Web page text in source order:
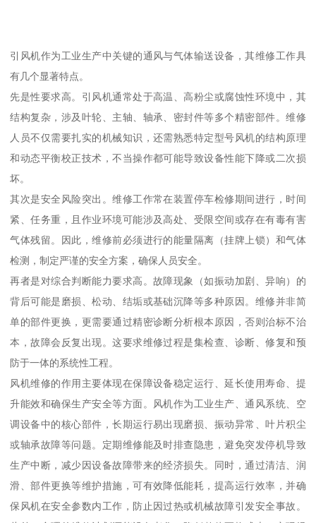
引风机作为工业生产中关键的通风与气体输送设备，其维修工作具
有几个显著特点。
先是性要求高。引风机通常处于高温、高粉尘或腐蚀性环境中，其
结构复杂，涉及叶轮、主轴、轴承、密封件等多个精密部件。维修
人员不仅需要扎实的机械知识，还需熟悉特定型号风机的结构原理
和动态平衡校正技术，不当操作都可能导致设备性能下降或二次损
坏。
其次是安全风险突出。维修工作常在装置停车检修期间进行，时间
紧、任务重，且作业环境可能涉及高处、受限空间或存在有毒有害
气体残留。因此，维修前必须进行的能量隔离（挂牌上锁）和气体
检测，制定严谨的安全方案，确保人员安全。
再者是对综合判断能力要求高。故障现象（如振动加剧、异响）的
背后可能是磨损、松动、结垢或基础沉降等多种原因。维修并非简
单的部件更换，更需要通过精密诊断分析根本原因，否则治标不治
本，故障会反复出现。这要求维修过程是集检查、诊断、修复和预
防于一体的系统性工程。
风机维修的作用主要体现在保障设备稳定运行、延长使用寿命、提
升能效和确保生产安全等方面。风机作为工业生产、通风系统、空
调设备中的核心部件，长期运行易出现磨损、振动异常、叶片积尘
或轴承故障等问题。定期维修能及时排查隐患，避免突发停机导致
生产中断，减少因设备故障带来的经济损失。同时，通过清洁、润
滑、部件更换等维护措施，可有效降低能耗，提高运行效率，并确
保风机在安全参数内工作，防止因过热或机械故障引发安全事故。